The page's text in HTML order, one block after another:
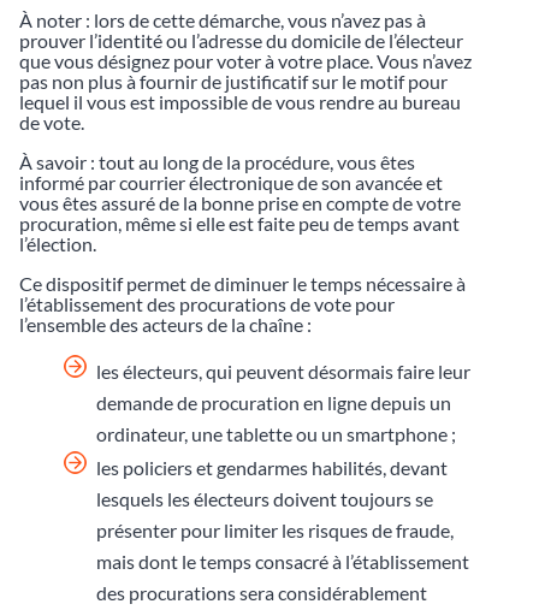
À noter : lors de cette démarche, vous n’avez pas à
prouver l’identité ou l’adresse du domicile de l’électeur
que vous désignez pour voter à votre place. Vous n’avez
pas non plus à fournir de justificatif sur le motif pour
lequel il vous est impossible de vous rendre au bureau
de vote.
À savoir : tout au long de la procédure, vous êtes
informé par courrier électronique de son avancée et
vous êtes assuré de la bonne prise en compte de votre
procuration, même si elle est faite peu de temps avant
l’élection.
Ce dispositif permet de diminuer le temps nécessaire à
l’établissement des procurations de vote pour
l’ensemble des acteurs de la chaîne :
les électeurs, qui peuvent désormais faire leur
demande de procuration en ligne depuis un
ordinateur, une tablette ou un smartphone ;
les policiers et gendarmes habilités, devant
lesquels les électeurs doivent toujours se
présenter pour limiter les risques de fraude,
mais dont le temps consacré à l’établissement
des procurations sera considérablement